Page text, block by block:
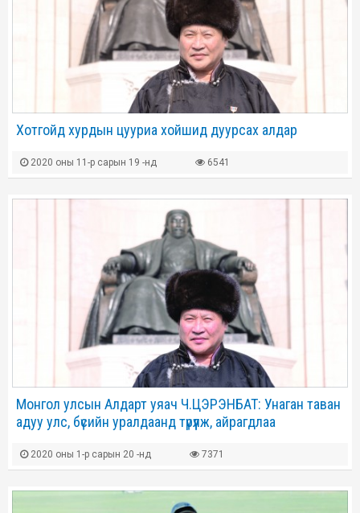
Хотгойд хурдын цууриа хойшид дуурсах алдар
2020 оны 11-р сарын 19 -нд 6541
Монгол улсын Алдарт уяач Ч.ЦЭРЭНБАТ: Унаган таван
адуу улс, бүсийн уралдаанд түрүүлж, айрагдлаа
2020 оны 1-р сарын 20 -нд 7371